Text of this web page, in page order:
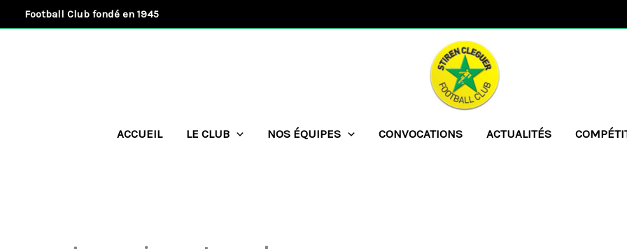
au
Football Club fondé en 1945
ACCUEIL LE CLUB NOS ÉQUIPES CONVOCATIONS ACTUALITÉS